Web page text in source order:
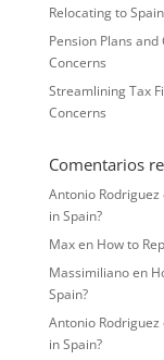
Relocating to
Pension Plans
Concerns
Streamlining Tax
Concerns
Comentarios
Antonio Rodriguez
in Spain?
Maxen How to
Massimilianoen
Spain?
Antonio Rodriguez
in Spain?